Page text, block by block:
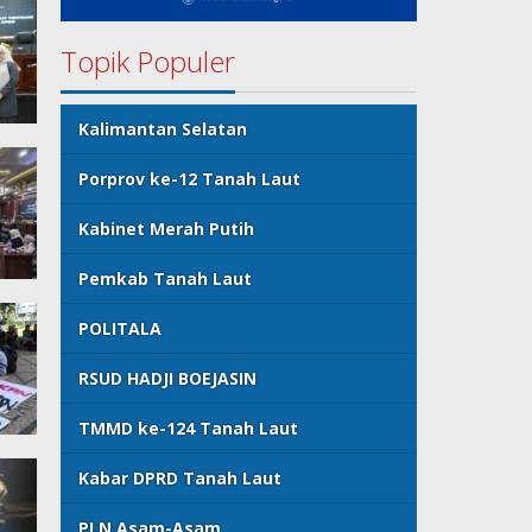
Topik Populer
Kalimantan Selatan
Porprov ke-12 Tanah Laut
Kabinet Merah Putih
Pemkab Tanah Laut
POLITALA
RSUD HADJI BOEJASIN
TMMD ke-124 Tanah Laut
Kabar DPRD Tanah Laut